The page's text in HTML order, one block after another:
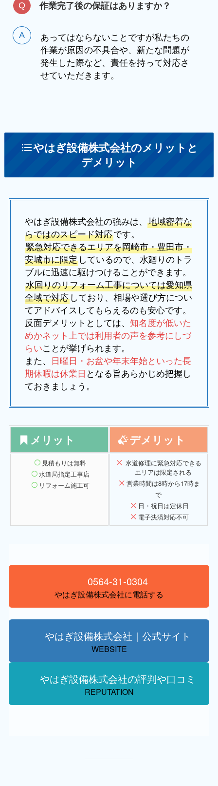
作業完了後の保証はありますか？
あってはならないことですが私たちの
作業が原因の不具合や、新たな問題が
発生した際など、責任を持って対応さ
せていただきます。
やはぎ設備株式会社のメリットと
デメリット
やはぎ設備株式会社の強みは、 地域密着な
らではのスピード対応です。
緊急対応できるエリアを岡崎市・豊田市・
安城市に限定しているので、水廻りのトラ
ブルに迅速に駆けつけることができます。
水回りのリフォーム工事については愛知県
全域で対応しており、相場や選び方につい
てアドバイスしてもらえるのも安心です。
反面デメリットとしては、 知名度が低いた
めかネット上では利用者の声を参考にしづ
らいことが挙げられます。
また、 日曜日・お盆や年末年始といった長
期休暇は休業日 となる旨あらかじめ把握し
ておきましょう。
メリット デメリット
見積もりは無料
水道局指定工事店
リフォーム施工可
水道修理に緊急対応できる
エリアは限定される
営業時間は8時から17時ま
で
日・祝日は定休日
電子決済対応不可
0564-31-0304
やはぎ設備株式会社に電話する
やはぎ設備株式会社｜公式サイト
WEBSITE
やはぎ設備株式会社の評判や口コミ
REPUTATION